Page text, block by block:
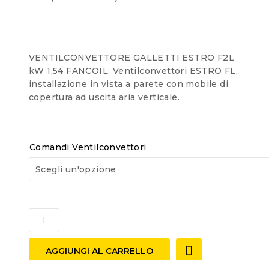
VENTILCONVETTORE GALLETTI ESTRO F2L
kW 1,54 FANCOIL: Ventilconvettori ESTRO FL,
installazione in vista a parete con mobile di
copertura ad uscita aria verticale.
Comandi Ventilconvettori
AGGIUNGI AL CARRELLO